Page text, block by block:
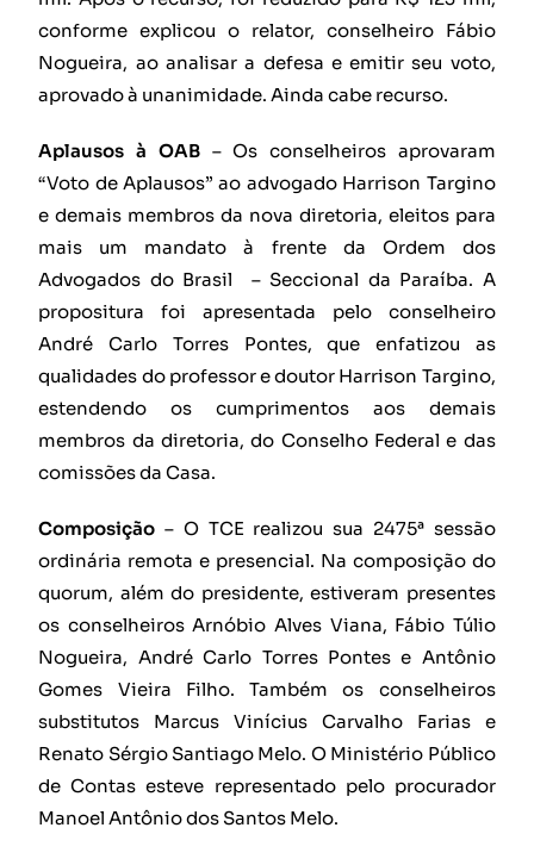
conforme explicou o relator, conselheiro Fábio
Nogueira, ao analisar a defesa e emitir seu voto,
aprovado à unanimidade. Ainda cabe recurso.
Aplausos à OAB– Os conselheiros aprovaram
“Voto de Aplausos” ao advogado Harrison Targino
e demais membros da nova diretoria, eleitos para
mais um mandato à frente da Ordem dos
Advogados do Brasil – Seccional da Paraíba. A
propositura foi apresentada pelo conselheiro
André Carlo Torres Pontes, que enfatizou as
qualidades do professor e doutor Harrison Targino,
estendendo os cumprimentos aos demais
membros da diretoria, do Conselho Federal e das
comissões da Casa.
Composição – O TCE realizou sua 2475ª sessão
ordinária remota e presencial. Na composição do
quorum, além do presidente, estiveram presentes
os conselheiros Arnóbio Alves Viana, Fábio Túlio
Nogueira, André Carlo Torres Pontes e Antônio
Gomes Vieira Filho. Também os conselheiros
substitutos Marcus Vinícius Carvalho Farias e
Renato Sérgio Santiago Melo. O Ministério Público
de Contas esteve representado pelo procurador
Manoel Antônio dos Santos Melo.